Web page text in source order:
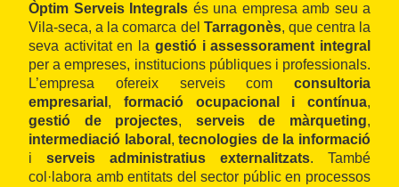
Òptim Serveis Integrals és una empresa amb seu a
Vila-seca, a la comarca del Tarragonès, que centra la
seva activitat en la gestió i assessorament integral
per a empreses, institucions públiques i professionals.
L’empresa ofereix serveis com consultoria
empresarial , formació ocupacional i contínua,
gestió de projectes, serveis de màrqueting,
intermediació laboral ,tecnologies de la informació
i serveis administratius externalitzats. També
col·labora amb entitats del sector públic en processos